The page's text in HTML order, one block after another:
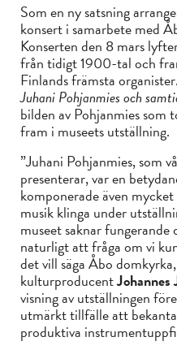
Som en ny satsning
konsert i samarbete med
Konserten den 8 mars
från tidigt 1900-tal och
Finlands främsta
Juhani Pohjanmies och
bilden av Pohjanmies som
fram i museets utställning.
”Juhani Pohjanmies, som
presenterar, var en
komponerade även
musik klinga under
museet saknar
naturligt att fråga om vi
det vill säga Åbo
kulturproducentJohannes
visning av utställningen
utmärkt tillfälle att
produktiva